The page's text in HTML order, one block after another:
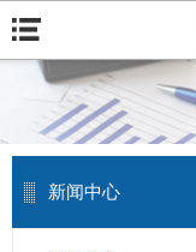
新闻中心